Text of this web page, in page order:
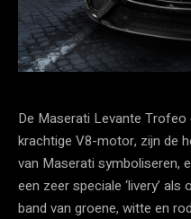
De Maserati Levante Trofeo
krachtige V8-motor, zijn de
van Maserati symboliseren,
een zeer speciale ‘livery’
band van groene, witte en